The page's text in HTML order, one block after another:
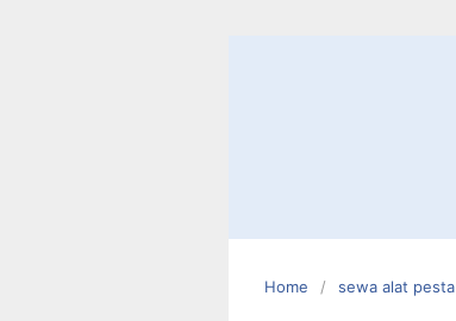
Home sewa alat pesta